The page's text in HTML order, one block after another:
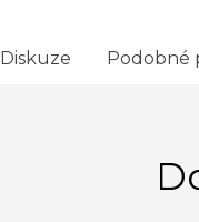
Diskuze Podobné